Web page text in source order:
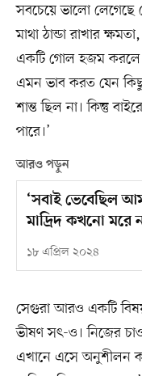
সবচেয়ে ভালো লেগেছে
মাথা ঠান্ডা রাখার
একটি গোল হজম করলে
এমন ভাব করত যেন
শান্ত ছিল না। কিন্তু
পারে।’
আরও পড়ুন
‘সবাই ভেবেছিল
মাদ্রিদ কখনো মরে
১৮ এপ্রিল ২০২৪
সেগুরা আরও একটি বিষয়
ভীষণ সৎ-ও। নিজের
এখানে এসে অনুশীলন